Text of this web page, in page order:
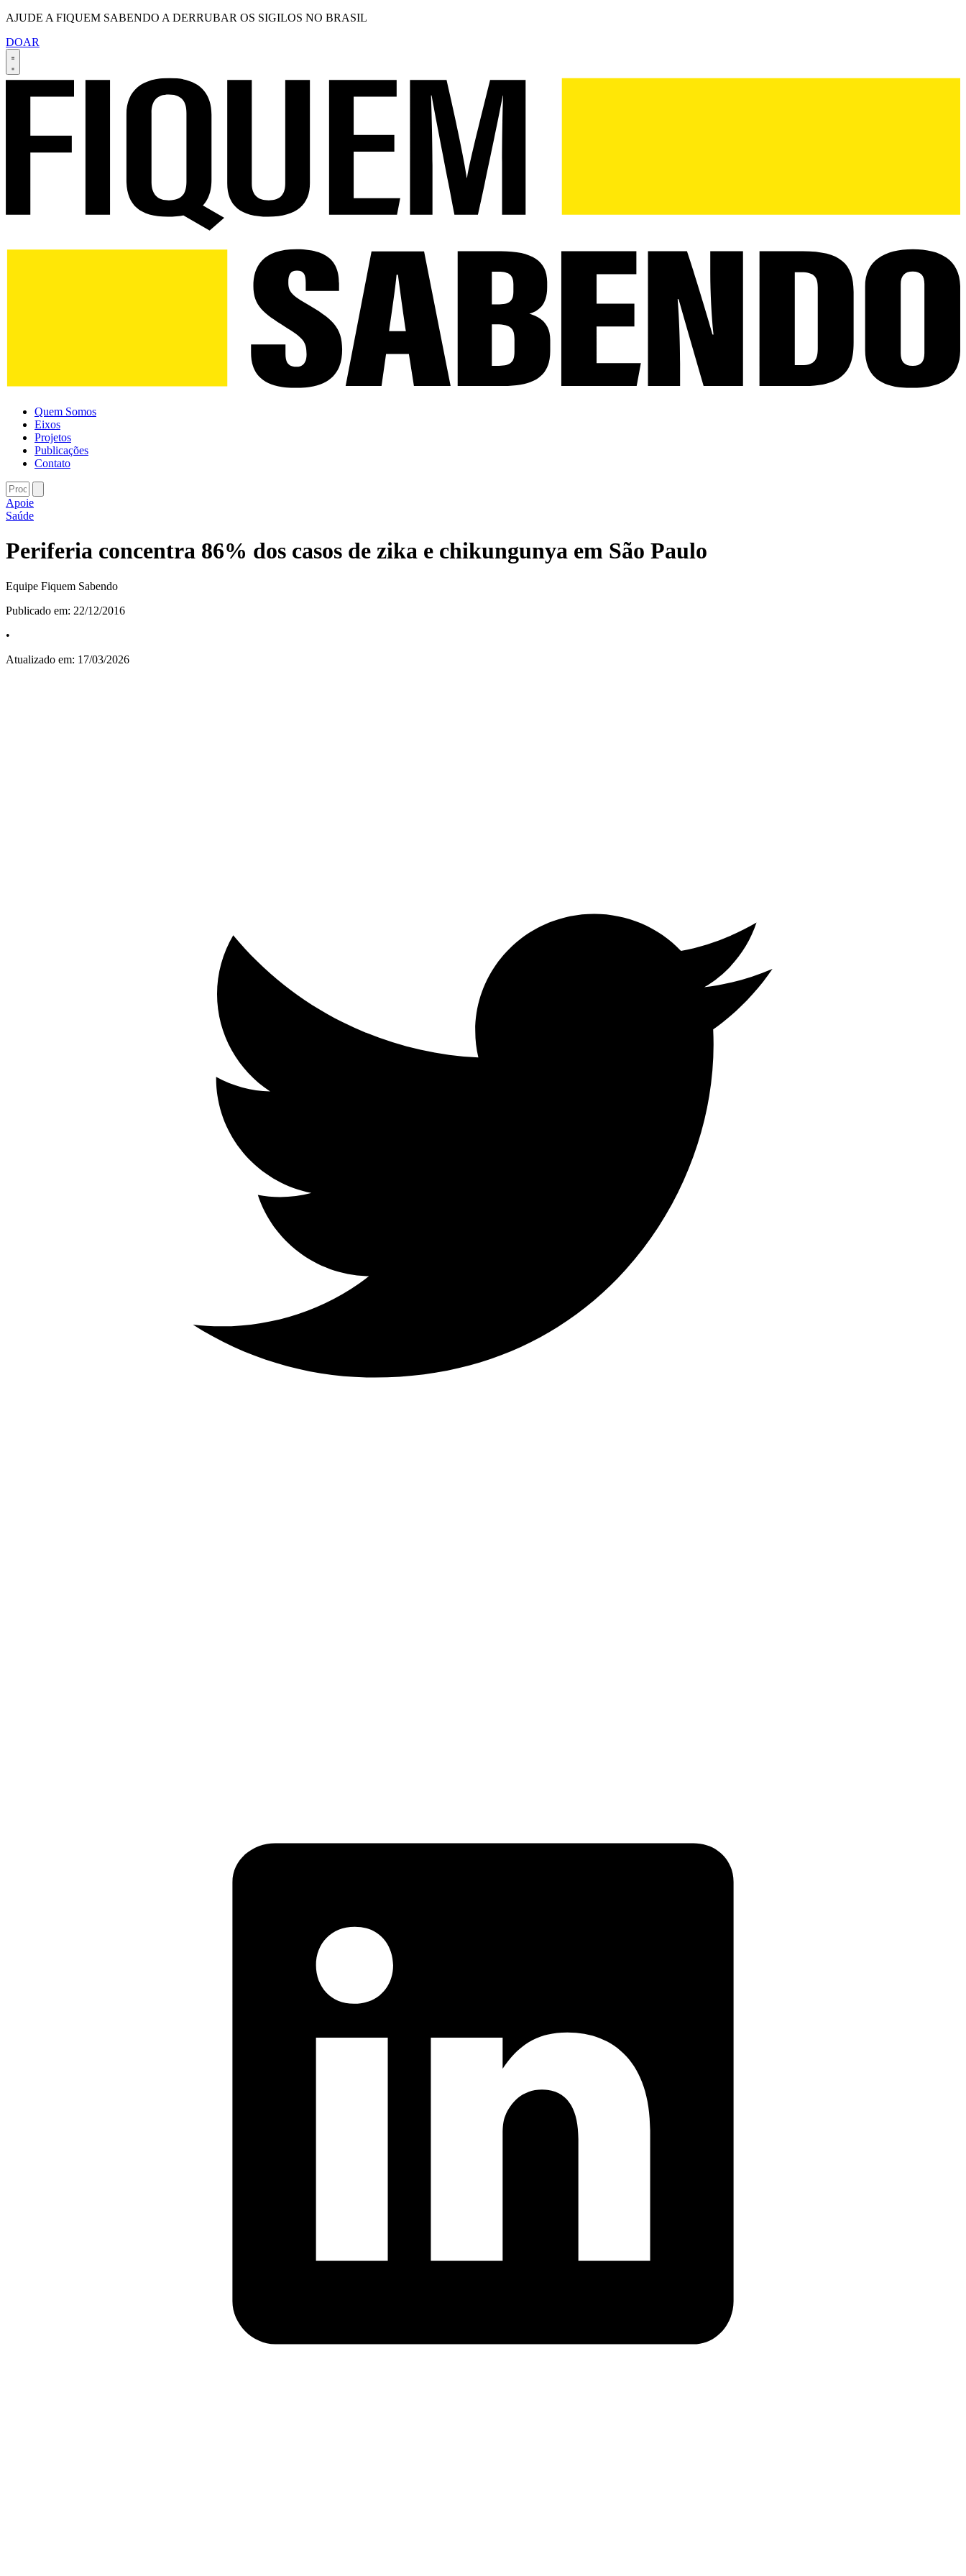
AJUDE A FIQUEM SABENDO A DERRUBAR OS SIGILOS NO BRASIL
DOAR
Quem Somos
Eixos
Projetos
Publicações
Contato
Apoie
Saúde
Periferia concentra 86% dos casos de zika e chikungunya em São Paulo
Equipe Fiquem Sabendo
Publicado em: 22/12/2016
•
Atualizado em: 17/03/2026